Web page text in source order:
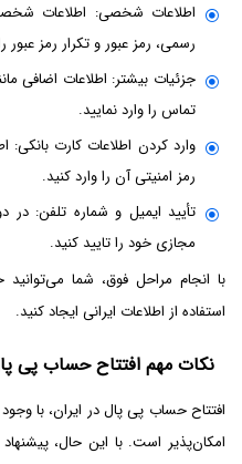
اطلاعات شخصی: اطلاعات
رسمی، رمز عبور و تکرار رمز عبور
جزئیات بیشتر: اطلاعات اضافی
تماس را وارد نمایید.
وارد کردن اطلاعات کارت بانکی:
رمز امنیتی آن را وارد کنید.
تأیید ایمیل و شماره تلفن: در
مجازی خود را تایید کنید.
با انجام مراحل فوق، شما
استفاده از اطلاعات ایرانی ایجاد کنید.
نکات مهم افتتاح حساب پی
افتتاح حساب پی پال در ایران، با
امکان‌پذیر است. با این حال،